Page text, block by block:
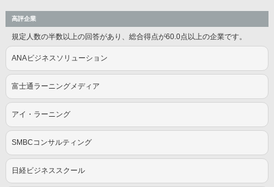
高評企業
規定人数の半数以上の回答があり、総合得点が60.0点以上の企業です。
ANAビジネスソリューション
富士通ラーニングメディア
アイ・ラーニング
SMBCコンサルティング
日経ビジネススクール